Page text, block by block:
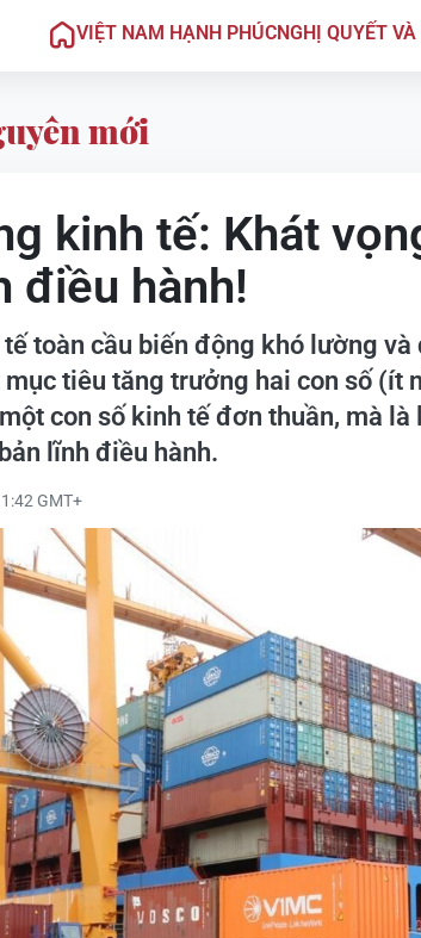
VIỆT NAM HẠNH PHÚCNGHỊ QUYẾT VÀ
mới
kinh tế: Khát
điều hành!
toàn cầu biến động khó lường
tiêu tăng trưởng hai con số (ít
con số kinh tế đơn thuần, mà
lĩnh điều hành.
GMT+